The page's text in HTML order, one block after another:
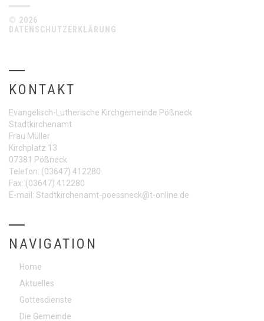
© 2026
DATENSCHUTZERKLÄRUNG
KONTAKT
Evangelisch-Lutherische Kirchgemeinde Pößneck
Stadtkirchenamt
Frau Müller
Kirchplatz 13
07381 Pößneck
Telefon: (03647) 412280
Fax: (03647) 412280
E-mail: Stadtkirchenamt-poessneck@t-online.de
NAVIGATION
Home
Aktuelles
Gottesdienste
Die Gemeinde